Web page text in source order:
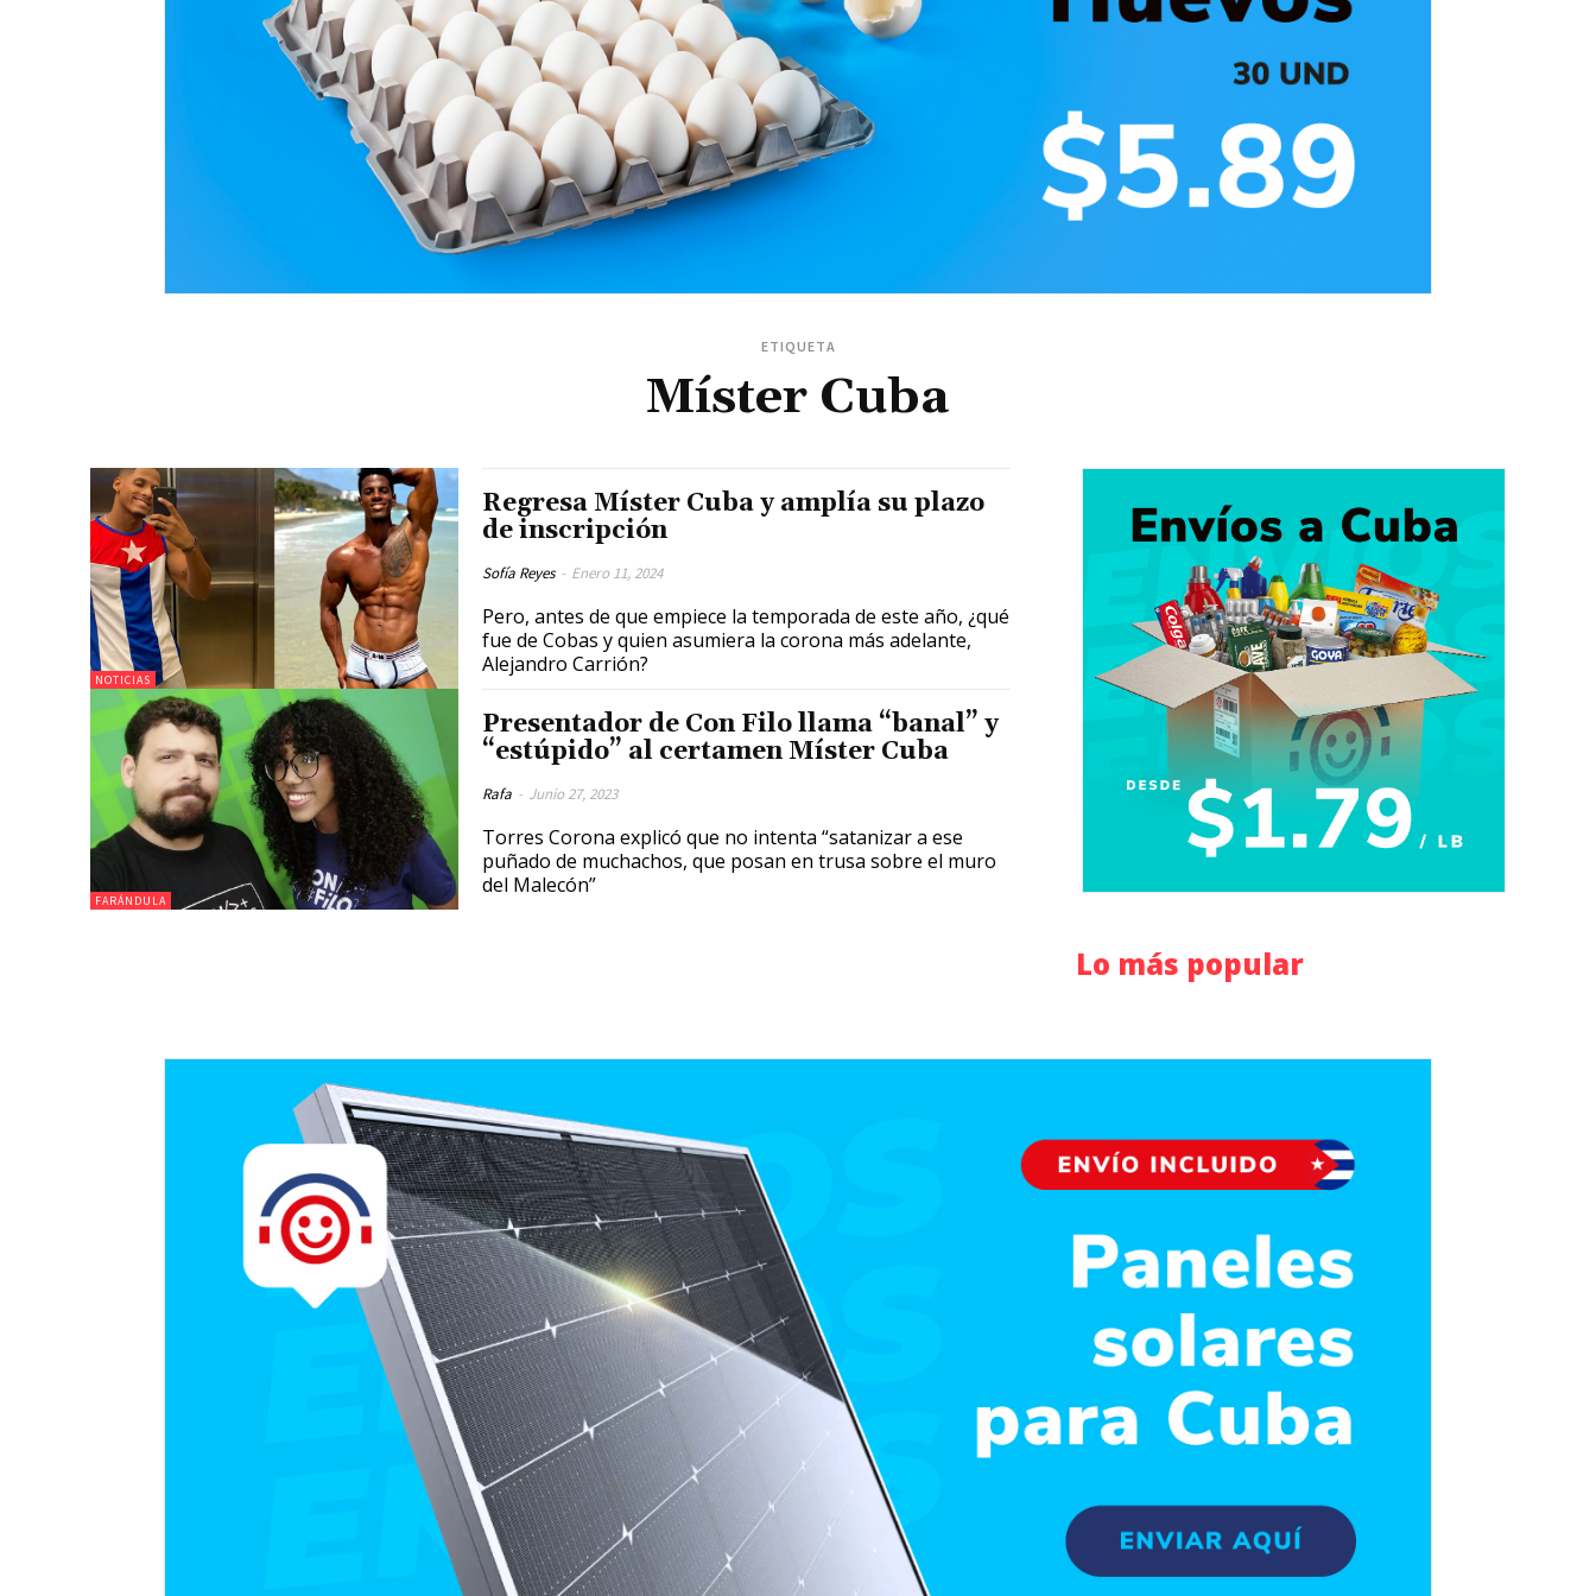
ETIQUETA
Míster Cuba
NOTICIAS
Regresa Míster Cuba y amplía su plazo
de inscripción
Sofía Reyes - Enero 11, 2024
Pero, antes de que empiece la temporada de este año, ¿qué
fue de Cobas y quien asumiera la corona más adelante,
Alejandro Carrión?
FARÁNDULA
Presentador de Con Filo llama “banal” y
“estúpido” al certamen Míster Cuba
Rafa - Junio 27, 2023
Torres Corona explicó que no intenta “satanizar a ese
puñado de muchachos, que posan en trusa sobre el muro
del Malecón”
Lo más popular